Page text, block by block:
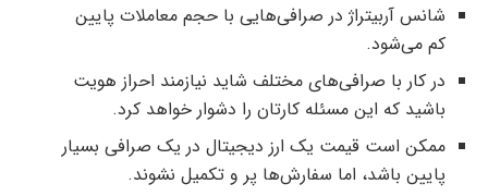
شانس آربیتراژ در صرافی‌هایی با حجم معاملات پایین
کم می‌شود.
در کار با صرافی‌های مختلف شاید نیازمند احراز هویت
باشید که این مسئله کارتان را دشوار خواهد کرد.
ممکن است قیمت یک ارز دیجیتال در یک صرافی بسیار
پایین باشد، اما سفارش‌ها پر و تکمیل نشوند.